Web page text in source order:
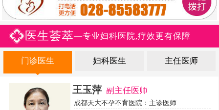
医生荟萃—专业妇科医院,疗效更有保障
门诊医生 妇科医生 主任医师
王玉萍 副主任医师
成都天大不孕不育医院：主诊医师